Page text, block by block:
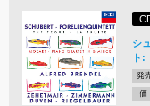
シ
ト:
発
価